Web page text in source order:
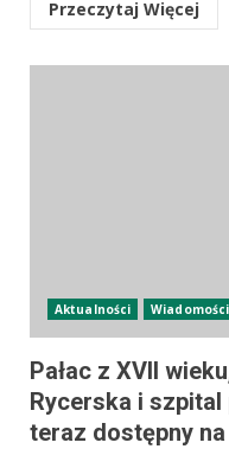
Przeczytaj Więcej
Aktualności
Pałac z XVII
Rycerska i
teraz dostępny